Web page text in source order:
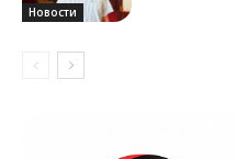
Новости